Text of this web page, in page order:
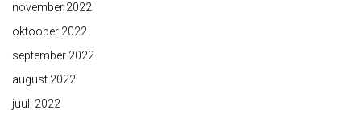
november 2022
oktoober 2022
september 2022
august 2022
juuli 2022